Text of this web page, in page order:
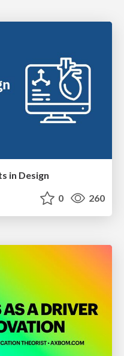
in Design
0 260